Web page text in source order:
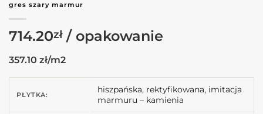
gres szary marmur
714.20zł
357.10 zł/m2
PŁYTKA:
hiszpańska, rektyfikowana, imitacja
marmuru – kamienia